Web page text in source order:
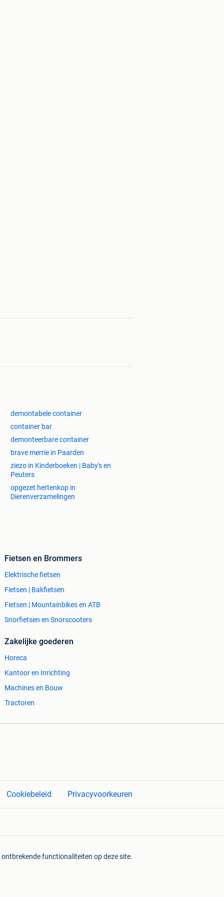
demontabele container
container bar
demonteerbare container
brave merrie in Paarden
ziezo in Kinderboeken | Baby's en
Peuters
opgezet hertenkop in
Dierenverzamelingen
Fietsen en Brommers
Elektrische fietsen
Fietsen | Bakfietsen
Fietsen | Mountainbikes en ATB
Snorfietsen en Snorscooters
Zakelijke goederen
Horeca
Kantoor en Inrichting
Machines en Bouw
Tractoren
Cookiebeleid Privacyvoorkeuren
functionaliteiten op deze site.